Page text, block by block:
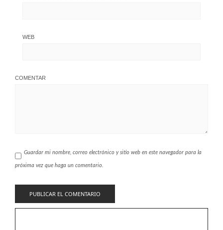
WEB
COMENTAR
Guardar mi nombre, correo electrónico y sitio web en este navegador para la
próxima vez que haga un comentario.